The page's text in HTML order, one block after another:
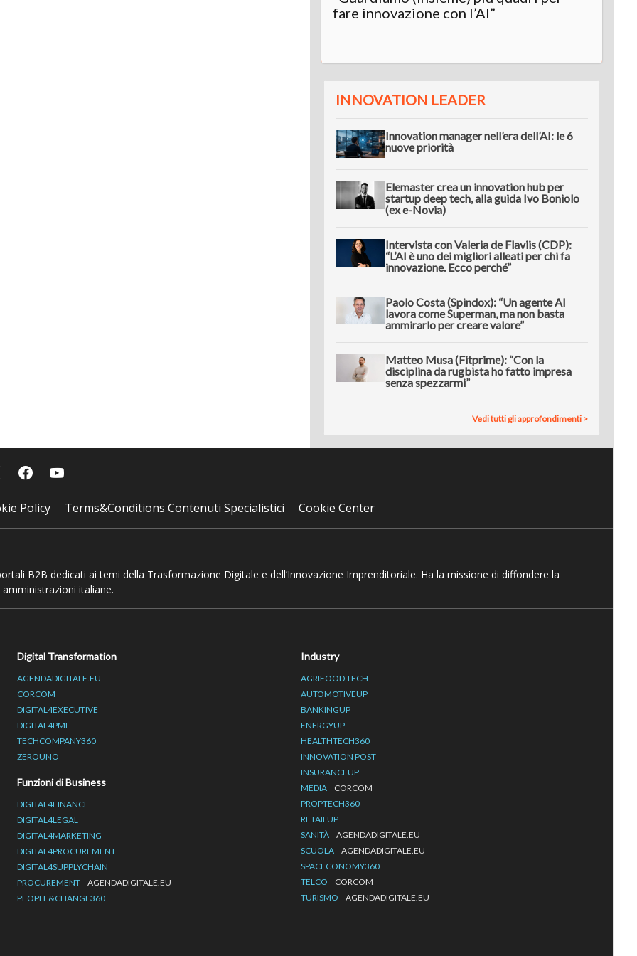
fare innovazione con l’AI”
INNOVATION LEADER
Innovation manager nell’era dell’AI: le 6
nuove priorità
Elemaster crea un innovation hub per
startup deep tech, alla guida Ivo Boniolo
(ex e-Novia)
Intervista con Valeria de Flaviis (CDP):
“L’AI è uno dei migliori alleati per chi fa
innovazione. Ecco perché”
Paolo Costa (Spindox): “Un agente AI
lavora come Superman, ma non basta
ammirarlo per creare valore”
Matteo Musa (Fitprime): “Con la
disciplina da rugbista ho fatto impresa
senza spezzarmi”
Vedi tutti gli approfondimenti >
Policy Terms&Conditions Contenuti Specialistici Cookie Center
B2B dedicati ai temi della Trasformazione Digitale e dell’Innovazione Imprenditoriale. Ha la missione di diffondere la
italiane.
Digital Transformation
AGENDADIGITALE.EU
CORCOM
DIGITAL4EXECUTIVE
DIGITAL4PMI
TECHCOMPANY360
ZEROUNO
Funzioni di Business
DIGITAL4FINANCE
DIGITAL4LEGAL
DIGITAL4MARKETING
DIGITAL4PROCUREMENT
DIGITAL4SUPPLYCHAIN
PROCUREMENT
AGENDADIGITALE.EU
PEOPLE&CHANGE360
Industry
AGRIFOOD.TECH
AUTOMOTIVEUP
BANKINGUP
ENERGYUP
HEALTHTECH360
INNOVATION POST
INSURANCEUP
MEDIA
CORCOM
PROPTECH360
RETAILUP
SANITÀ
AGENDADIGITALE.EU
SCUOLA
AGENDADIGITALE.EU
SPACECONOMY360
TELCO
CORCOM
TURISMO
AGENDADIGITALE.EU